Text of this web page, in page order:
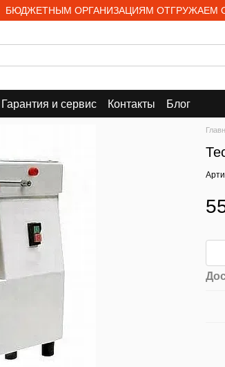
БЮДЖЕТНЫМ ОРГАНИЗАЦИЯМ ОТГРУЖАЕМ
Гарантия и сервис Контакты Блог